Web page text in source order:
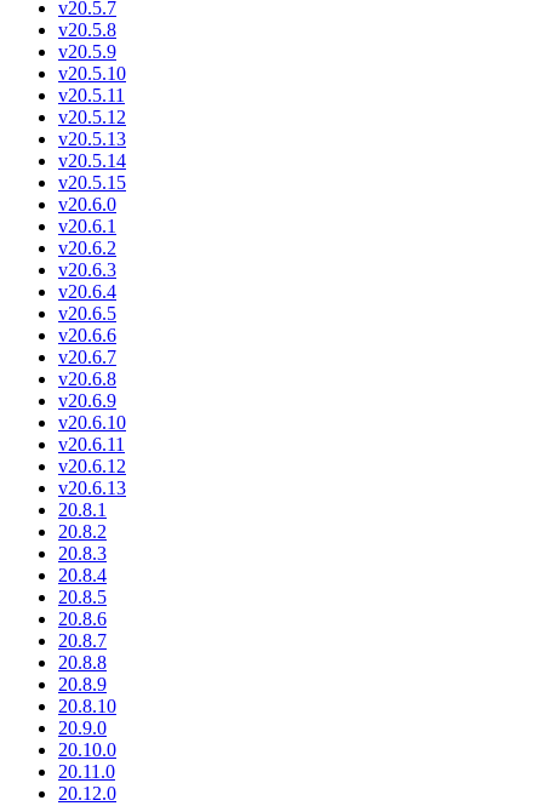
v20.5.7
v20.5.8
v20.5.9
v20.5.10
v20.5.11
v20.5.12
v20.5.13
v20.5.14
v20.5.15
v20.6.0
v20.6.1
v20.6.2
v20.6.3
v20.6.4
v20.6.5
v20.6.6
v20.6.7
v20.6.8
v20.6.9
v20.6.10
v20.6.11
v20.6.12
v20.6.13
20.8.1
20.8.2
20.8.3
20.8.4
20.8.5
20.8.6
20.8.7
20.8.8
20.8.9
20.8.10
20.9.0
20.10.0
20.11.0
20.12.0